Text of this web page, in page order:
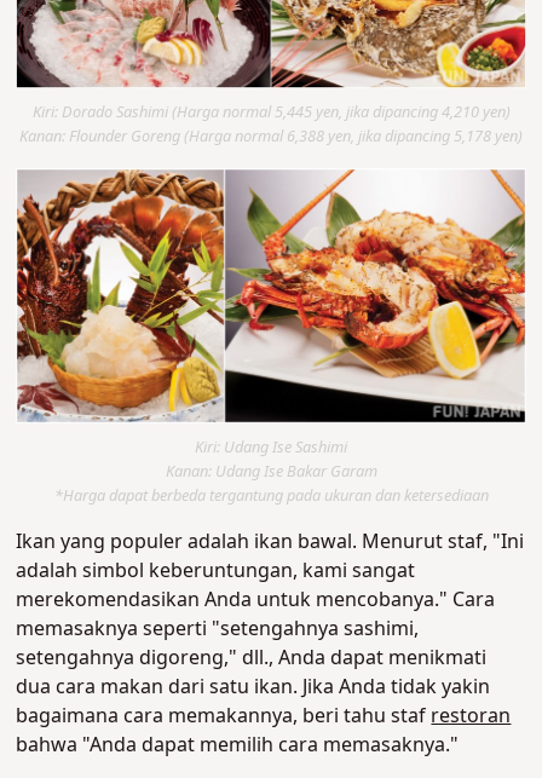
Kiri: Dorado Sashimi (Harga normal 5,445 yen, jika dipancing 4,210 yen)
Kanan: Flounder Goreng (Harga normal 6,388 yen, jika dipancing 5,178 yen)
Kiri: Udang Ise Sashimi
Kanan: Udang Ise Bakar Garam
*Harga dapat berbeda tergantung pada ukuran dan ketersediaan
Ikan yang populer adalah ikan bawal. Menurut staf, "Ini
adalah simbol keberuntungan, kami sangat
merekomendasikan Anda untuk mencobanya." Cara
memasaknya seperti "setengahnya sashimi,
setengahnya digoreng," dll., Anda dapat menikmati
dua cara makan dari satu ikan. Jika Anda tidak yakin
bagaimana cara memakannya, beri tahu stafrestoran
bahwa "Anda dapat memilih cara memasaknya."